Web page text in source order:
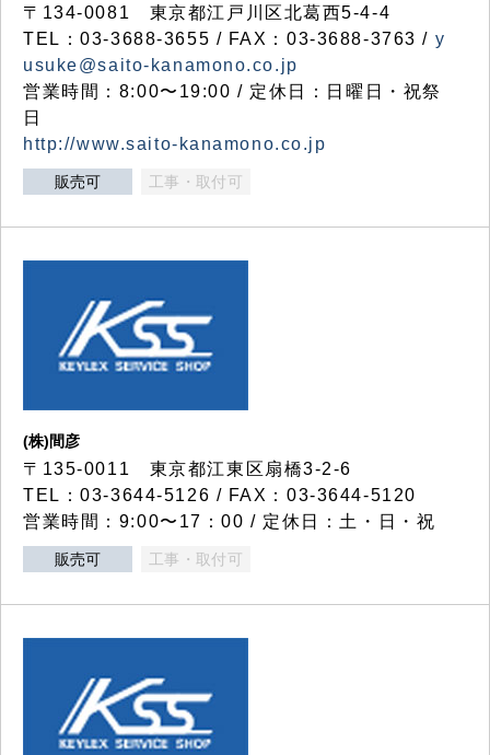
〒134-0081 東京都江戸川区北葛西5-4-4
TEL：03-3688-3655 / FAX：03-3688-3763 / y
usuke@saito-kanamono.co.jp
営業時間：8:00〜19:00 / 定休日：日曜日・祝祭
日
http://www.saito-kanamono.co.jp
販売可 工事・取付可
(株)間彦
〒135-0011 東京都江東区扇橋3-2-6
TEL：03-3644-5126 / FAX：03-3644-5120
営業時間：9:00〜17：00 / 定休日：土・日・祝
販売可 工事・取付可